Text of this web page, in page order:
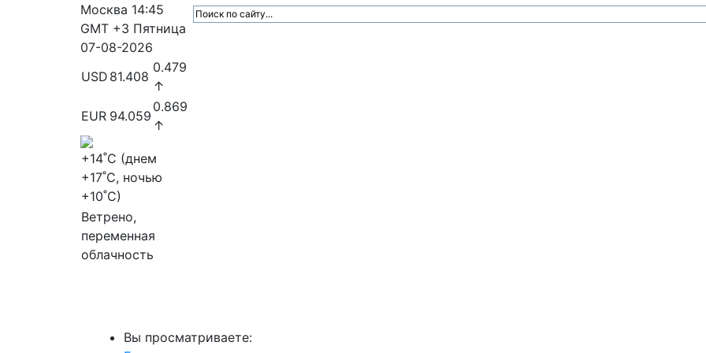
Москва 14:45
GMT +3 Пятница
07-08-2026
USD 81.408
0.479
↑
EUR 94.059
0.869
↑
+14˚C (днем
+17˚C, ночью
+10˚C)
Ветрено,
переменная
облачность
Вы просматриваете: